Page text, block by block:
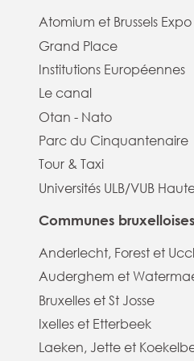
Atomium et Brussels Expo
Grand Place
Institutions Européennes
Le canal
Otan - Nato
Parc du Cinquantenaire
Tour & Taxi
Universités ULB/VUB
Communes bruxelloises
Anderlecht, Forest et
Auderghem et
Bruxelles et St Josse
Ixelles et Etterbeek
Laeken, Jette et